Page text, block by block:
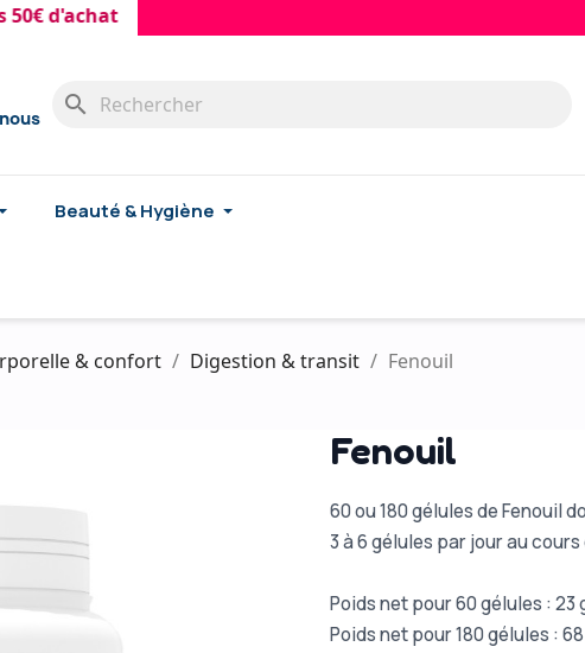
d'achat
search
Beauté & Hygiène
& confort Digestion & transit Fenouil
Fenouil
60 ou 180 gélules de Fenouil
3 à 6 gélules par jour au
Poids net pour 60 gélules : 23
Poids net pour 180 gélules :